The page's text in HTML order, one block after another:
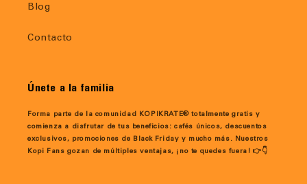
Blog
Contacto
Únete a la familia
Forma parte de la comunidad KOPIKRATE® totalmente gratis y
comienza a disfrutar de tus beneficios: cafés únicos, descuentos
exclusivos, promociones de Black Friday y mucho más. Nuestros
Kopi Fans gozan de múltiples ventajas, ¡no te quedes fuera! 👉👇